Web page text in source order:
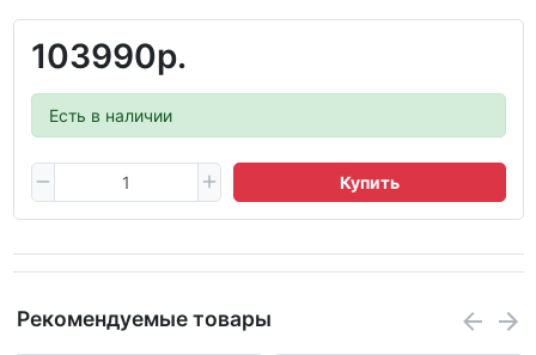
103990р.
Есть в наличии
Купить
Рекомендуемые товары